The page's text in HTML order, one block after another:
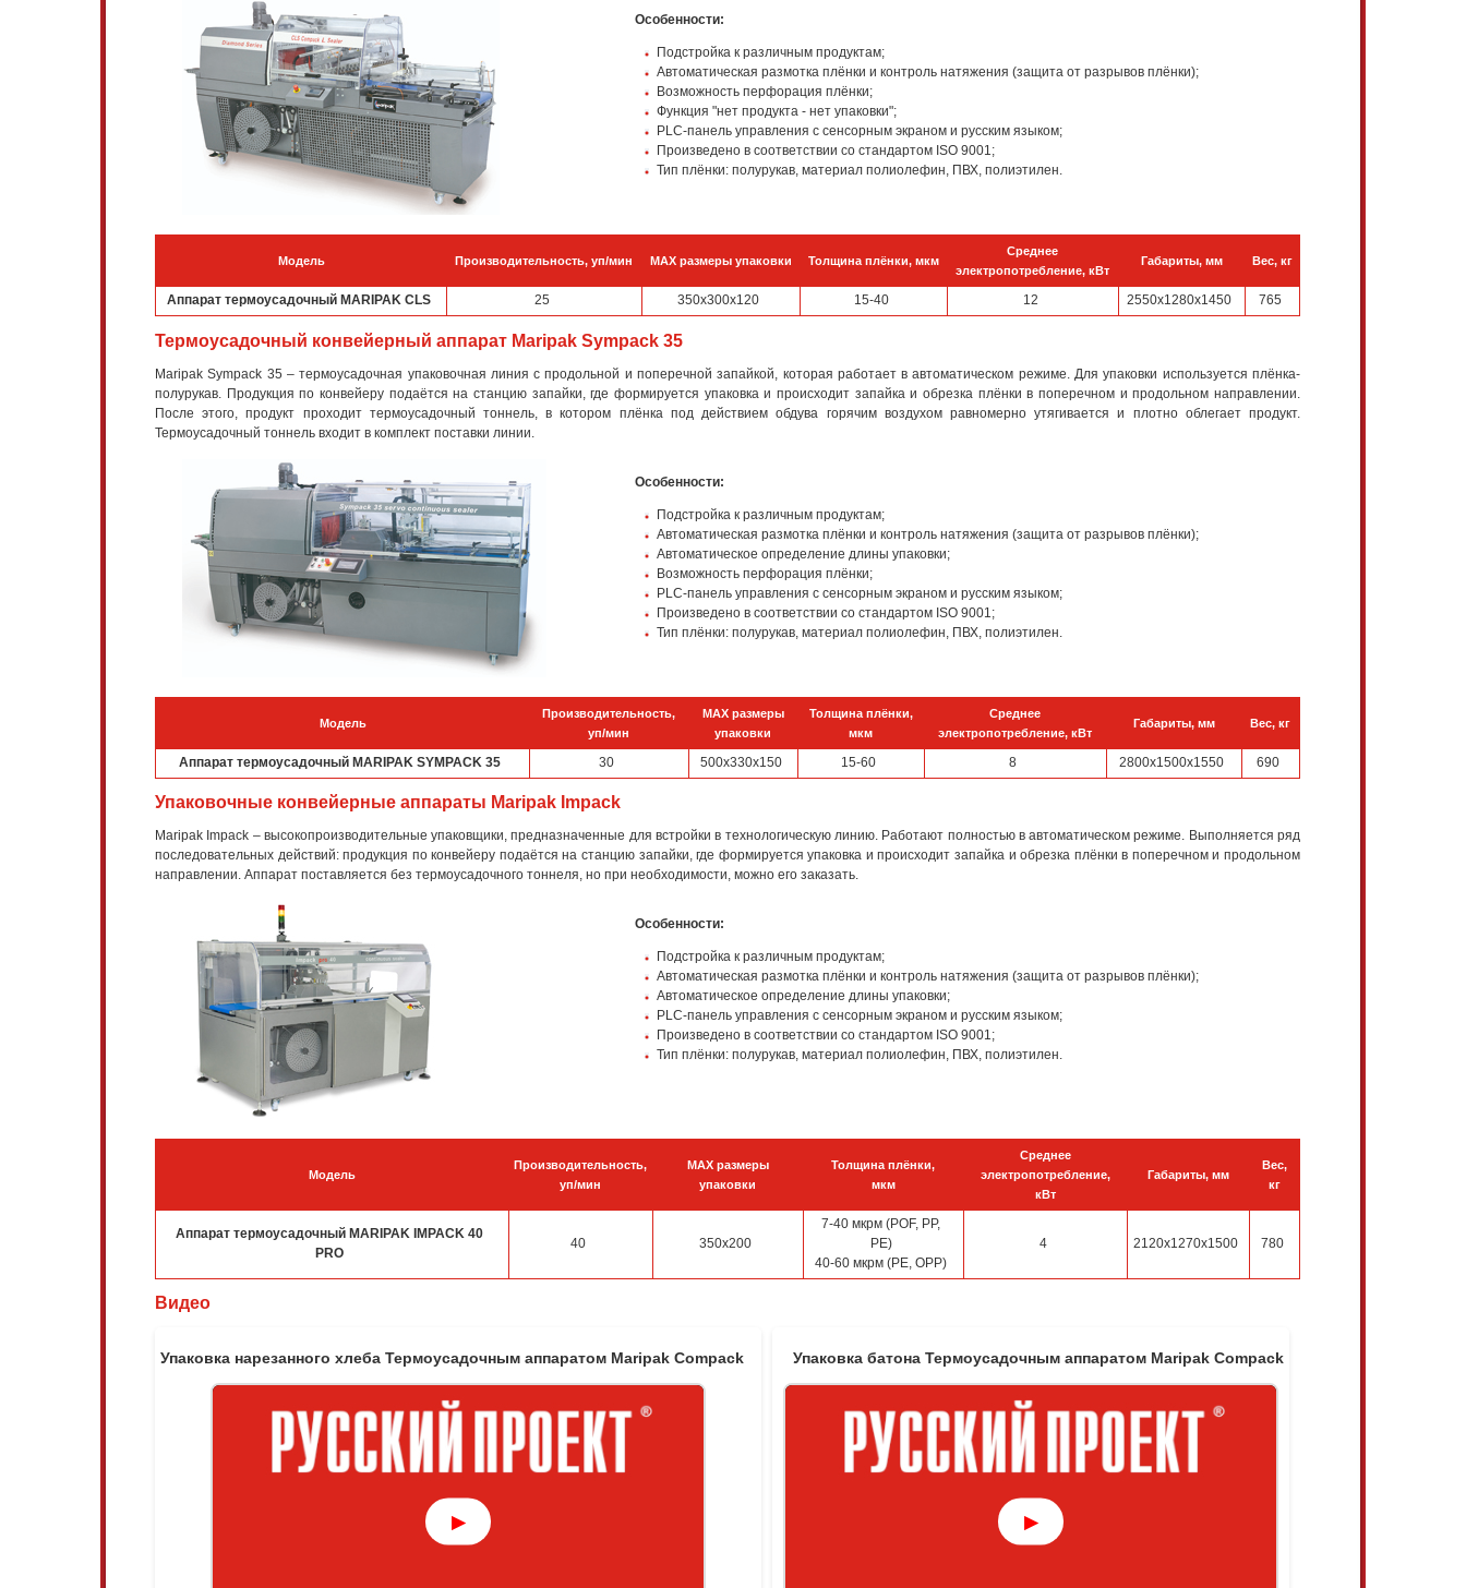
Особенности:
Подстройка к различным продуктам;
Автоматическая размотка плёнки и контроль натяжения (защита от разрывов плёнки);
Возможность перфорация плёнки;
Функция "нет продукта - нет упаковки";
PLC-панель управления с сенсорным экраном и русским языком;
Произведено в соответствии со стандартом ISO 9001;
Тип плёнки: полурукав, материал полиолефин, ПВХ, полиэтилен.
Модель Производительность, уп/мин MAX размеры упаковки Толщина плёнки, мкм
Среднее
электропотребление, кВт
Габариты, мм Вес, кг
Аппарат термоусадочный MARIPAK CLS 25 350х300х120 15-40 12 2550х1280х1450 765
Термоусадочный конвейерный аппарат Maripak Sympack 35
Maripak Sympack 35 – термоусадочная упаковочная линия с продольной и поперечной запайкой, которая работает в автоматическом режиме. Для упаковки используется плёнка-
полурукав. Продукция по конвейеру подаётся на станцию запайки, где формируется упаковка и происходит запайка и обрезка плёнки в поперечном и продольном направлении.
После этого, продукт проходит термоусадочный тоннель, в котором плёнка под действием обдува горячим воздухом равномерно утягивается и плотно облегает продукт.
Термоусадочный тоннель входит в комплект поставки линии.
Особенности:
Подстройка к различным продуктам;
Автоматическая размотка плёнки и контроль натяжения (защита от разрывов плёнки);
Автоматическое определение длины упаковки;
Возможность перфорация плёнки;
PLC-панель управления с сенсорным экраном и русским языком;
Произведено в соответствии со стандартом ISO 9001;
Тип плёнки: полурукав, материал полиолефин, ПВХ, полиэтилен.
Модель
Производительность,
уп/мин
MAX размеры
упаковки
Толщина плёнки,
мкм
Среднее
электропотребление, кВт
Габариты, мм Вес, кг
Аппарат термоусадочный MARIPAK SYMPACK 35 30 500х330х150 15-60 8 2800х1500х1550 690
Упаковочные конвейерные аппараты Maripak Impack
Maripak Impack – высокопроизводительные упаковщики, предназначенные для встройки в технологическую линию. Работают полностью в автоматическом режиме. Выполняется ряд
последовательных действий: продукция по конвейеру подаётся на станцию запайки, где формируется упаковка и происходит запайка и обрезка плёнки в поперечном и продольном
направлении. Аппарат поставляется без термоусадочного тоннеля, но при необходимости, можно его заказать.
Особенности:
Подстройка к различным продуктам;
Автоматическая размотка плёнки и контроль натяжения (защита от разрывов плёнки);
Автоматическое определение длины упаковки;
PLC-панель управления с сенсорным экраном и русским языком;
Произведено в соответствии со стандартом ISO 9001;
Тип плёнки: полурукав, материал полиолефин, ПВХ, полиэтилен.
Модель
Производительность,
уп/мин
MAX размеры
упаковки
Толщина плёнки,
мкм
Среднее
электропотребление,
кВт
Габариты, мм
Вес,
кг
Аппарат термоусадочный MARIPAK IMPACK 40
PRO
40 350х200
7-40 мкрм (POF, PP,
PE)
40-60 мкрм (PE, OPP)
4 2120х1270х1500 780
Видео
Упаковка нарезанного хлеба Термоусадочным аппаратом Maripak Compack
▶
Упаковка батона Термоусадочным аппаратом Maripak Compack
▶